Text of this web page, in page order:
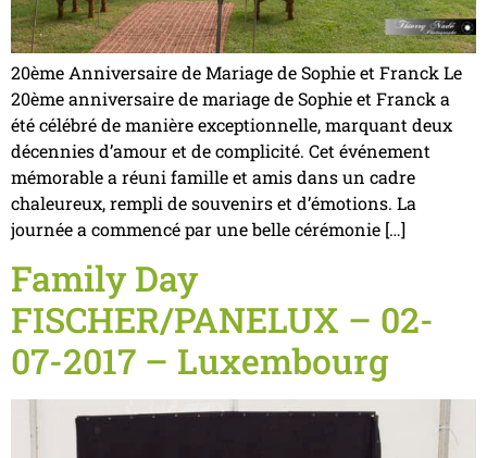
20ème Anniversaire de Mariage de Sophie et Franck Le
20ème anniversaire de mariage de Sophie et Franck a
été célébré de manière exceptionnelle, marquant deux
décennies d’amour et de complicité. Cet événement
mémorable a réuni famille et amis dans un cadre
chaleureux, rempli de souvenirs et d’émotions. La
journée a commencé par une belle cérémonie […]
Family Day
FISCHER/PANELUX – 02-
07-2017 – Luxembourg